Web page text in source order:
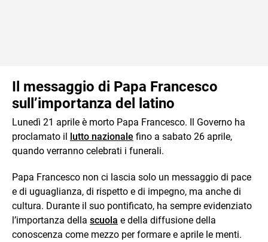
Il messaggio di Papa Francesco
sull’importanza del latino
Lunedì 21 aprile è morto Papa Francesco. Il Governo ha
proclamato il lutto nazionale fino a sabato 26 aprile,
quando verranno celebrati i funerali.
Papa Francesco non ci lascia solo un messaggio di pace
e di uguaglianza, di rispetto e di impegno, ma anche di
cultura. Durante il suo pontificato, ha sempre evidenziato
l’importanza della scuola e della diffusione della
conoscenza come mezzo per formare e aprile le menti.